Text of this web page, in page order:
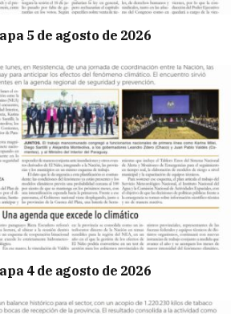
5 de agosto de 2026
4 de agosto de 2026